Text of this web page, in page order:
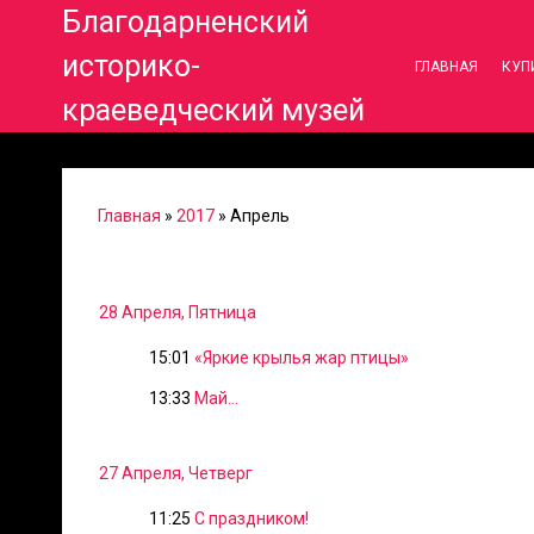
Благодарненский
историко-
краеведческий музей
ГЛАВНАЯ
Главная » 2017 » Апрель
28 Апреля, Пятница
15:01 «Яркие крылья жар птицы»
13:33 Май...
27 Апреля, Четверг
11:25 С праздником!